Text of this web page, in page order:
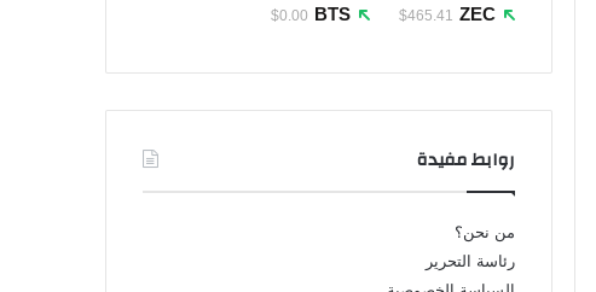
ZEC
$465.41
BTS
$0.00
روابط مفيدة
من نحن؟
رئاسة التحرير